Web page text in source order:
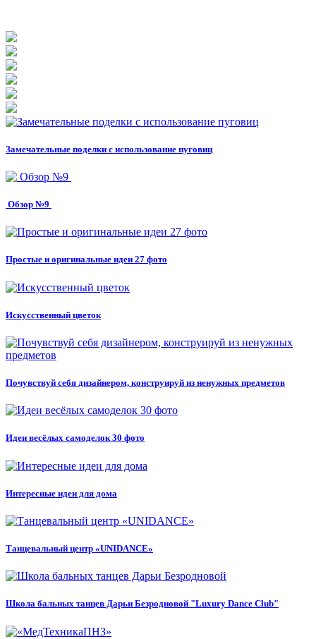
Замечательные поделки с использование пуговиц
Обзор №9
Простые и оригинальные идеи 27 фото
Искусственный цветок
Почувствуй себя дизайнером, конструируй из ненужных предметов
Идеи весёлых самоделок 30 фото
Интересные идеи для дома
Танцевальный центр «UNIDANCE»
Школа бальных танцев Дарьи Безродновой "Luxury Dance Club"